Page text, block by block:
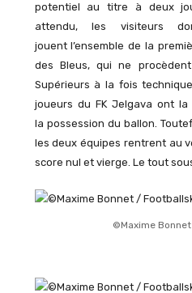
potentiel au titre à deux
attendu, les visiteurs
jouent l’ensemble de la
des Bleus, qui ne
Supérieurs à la fois
joueurs du FK Jelgava ont
la possession du ballon.
les deux équipes rentrent au
score nul et vierge. Le tout
©Maxime